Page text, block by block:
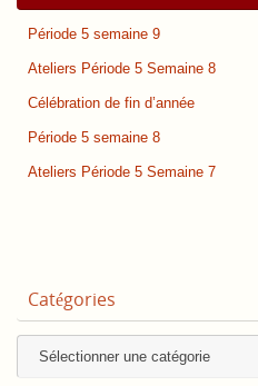
Période 5 semaine 9
Ateliers Période 5 Semaine 8
Célébration de fin d’année
Période 5 semaine 8
Ateliers Période 5 Semaine 7
Catégories